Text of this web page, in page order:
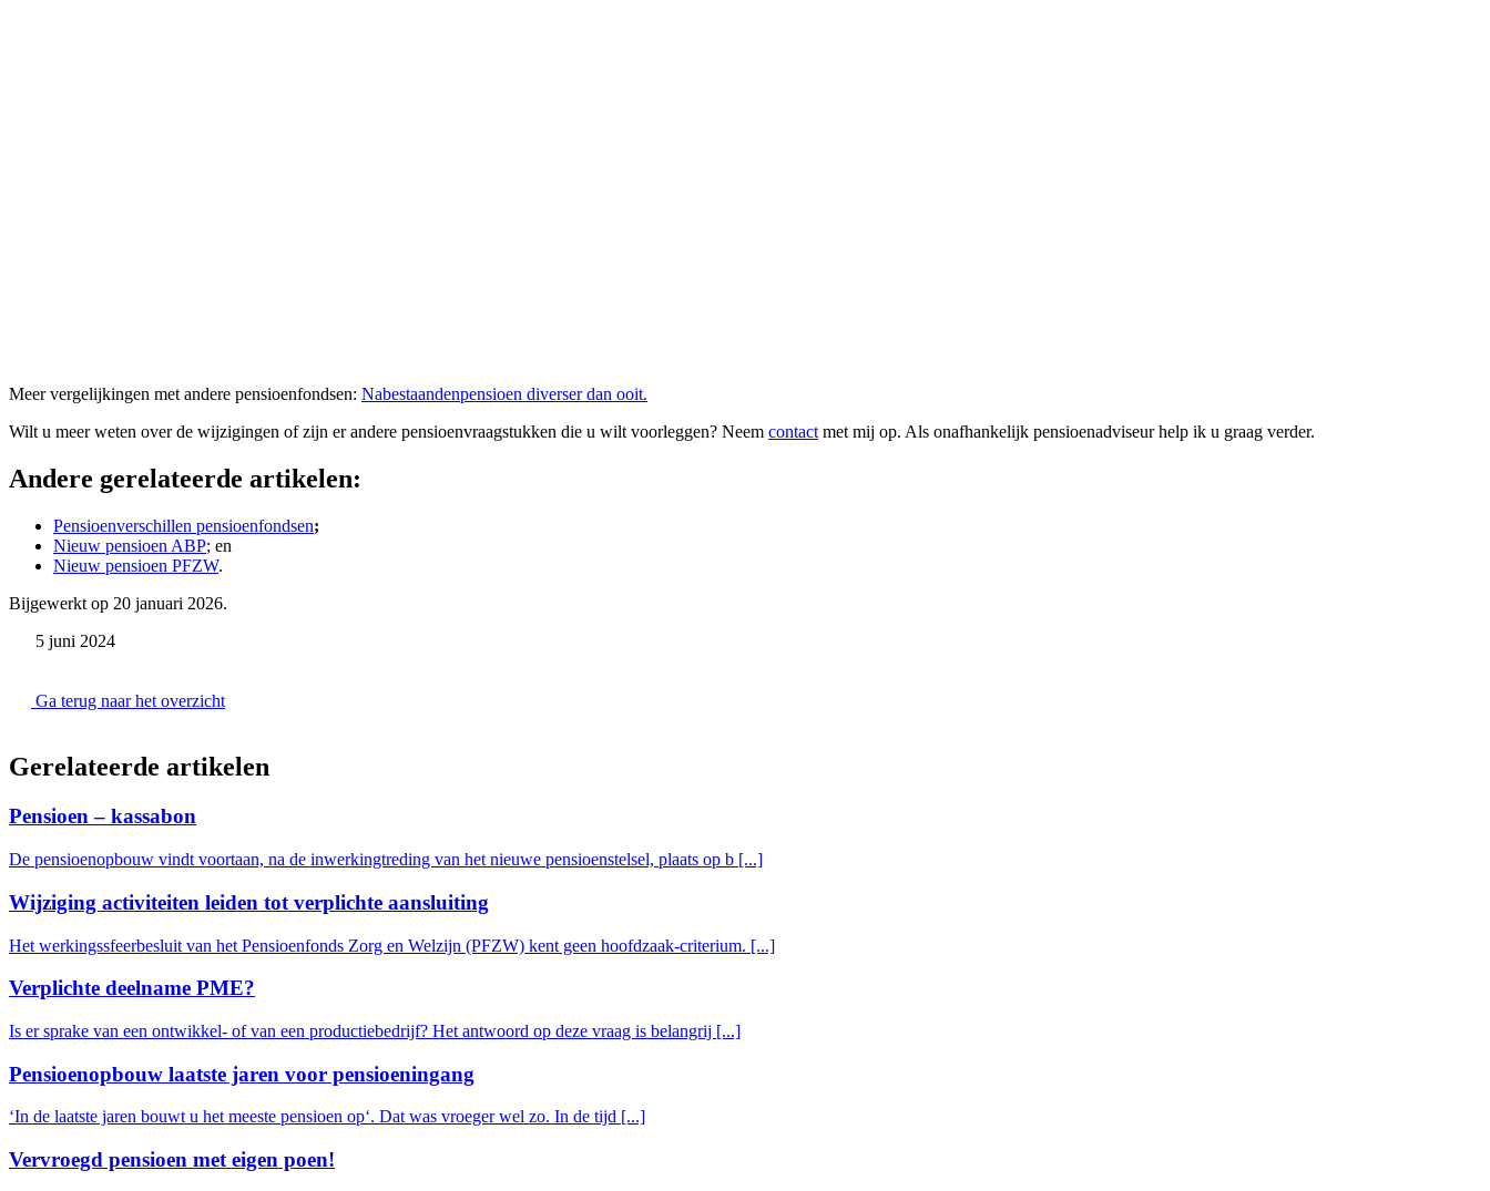
Meer vergelijkingen met andere pensioenfondsen: Nabestaandenpensioen diverser dan ooit.
Wilt u meer weten over de wijzigingen of zijn er andere pensioenvraagstukken die u wilt voorleggen? Neem contact met mij op. Als onafhankelijk pensioenadviseur help ik u graag verder.
Andere gerelateerde artikelen:
Pensioenverschillen pensioenfondsen;
Nieuw pensioen ABP; en
Nieuw pensioen PFZW.
Bijgewerkt op 20 januari 2026.
5 juni 2024
Ga terug naar het overzicht
Gerelateerde artikelen
Pensioen – kassabon
De pensioenopbouw vindt voortaan, na de inwerkingtreding van het nieuwe pensioenstelsel, plaats op b [...]
Wijziging activiteiten leiden tot verplichte aansluiting
Het werkingssfeerbesluit van het Pensioenfonds Zorg en Welzijn (PFZW) kent geen hoofdzaak-criterium. [...]
Verplichte deelname PME?
Is er sprake van een ontwikkel- of van een productiebedrijf? Het antwoord op deze vraag is belangrij [...]
Pensioenopbouw laatste jaren voor pensioeningang
‘In de laatste jaren bouwt u het meeste pensioen op‘. Dat was vroeger wel zo. In de tijd [...]
Vervroegd pensioen met eigen poen!